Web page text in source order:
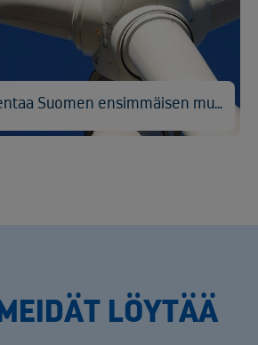
Kuusakoski rakentaa Suomen ensimmäisen muovikomposiitin kierrätyslaitoksen Hyvinkäälle
LÖYTÄÄ